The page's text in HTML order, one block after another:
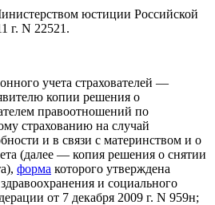
юстиции Российской
г. N 22521.
учета страхователей —
копии решения о
правоотношений по
страхованию на случай
и в связи с материнством и о
(далее — копия решения о снятии
форма которого утверждена
и социального
от 7 декабря 2009 г. N 959н;